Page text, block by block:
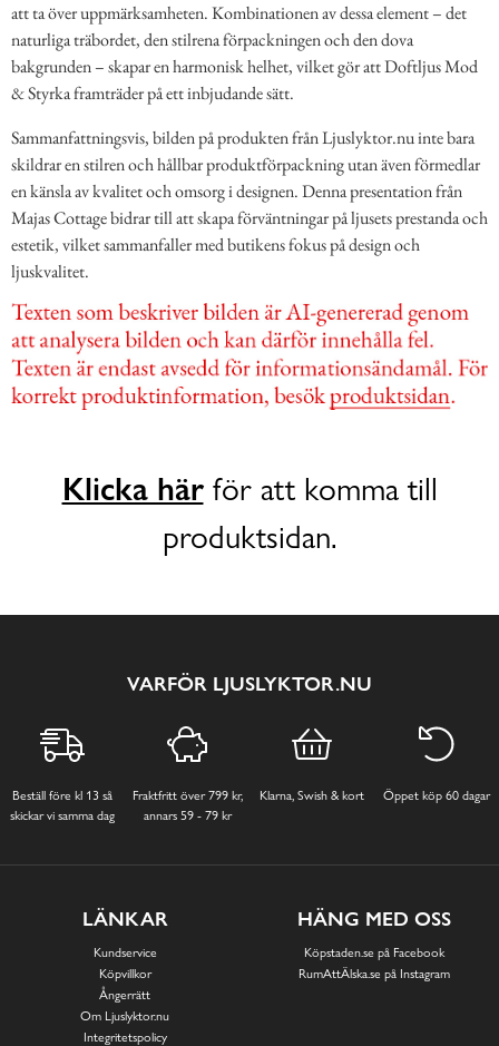
att ta över uppmärksamheten. Kombinationen av dessa element – det
naturliga träbordet, den stilrena förpackningen och den dova
bakgrunden – skapar en harmonisk helhet, vilket gör att Doftljus Mod
& Styrka framträder på ett inbjudande sätt.
Sammanfattningsvis, bilden på produkten från Ljuslyktor.nu inte bara
skildrar en stilren och hållbar produktförpackning utan även förmedlar
en känsla av kvalitet och omsorg i designen. Denna presentation från
Majas Cottage bidrar till att skapa förväntningar på ljusets prestanda och
estetik, vilket sammanfaller med butikens fokus på design och
ljuskvalitet.
Klicka härför att komma till
produktsidan.
VARFÖR LJUSLYKTOR.NU
Beställ före kl 13 så
skickar vi samma dag
Fraktfritt över 799 kr,
annars 59 - 79 kr
Klarna, Swish & kort Öppet köp 60 dagar
LÄNKAR
Kundservice
Köpvillkor
Ångerrätt
Om Ljuslyktor.nu
Integritetspolicy
HÄNG MED OSS
Köpstaden.se på Facebook
RumAttÄlska.se på Instagram